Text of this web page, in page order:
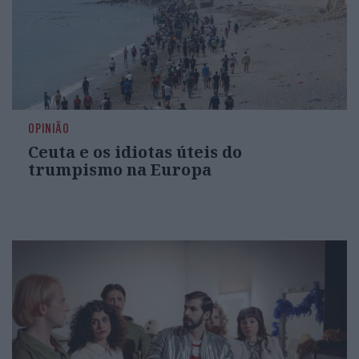
OPINIÃO
Ceuta e os idiotas úteis do
trumpismo na Europa